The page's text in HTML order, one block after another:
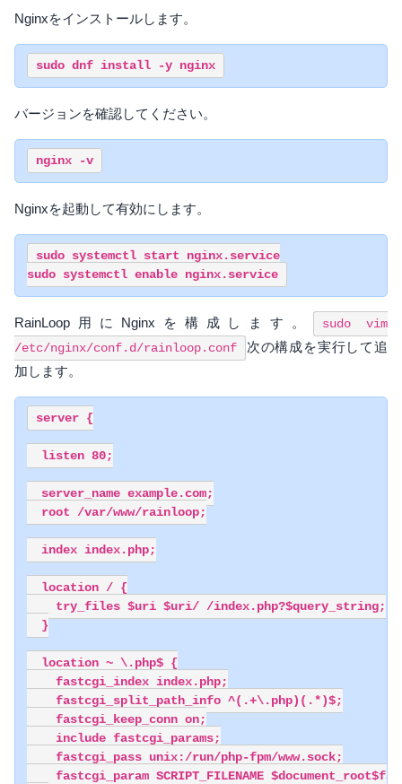
Nginxをインストールします。
バージョンを確認してください。
Nginxを起動して有効にします。
sudo systemctl start nginx.service
RainLoop用にNginxを構成します。
sudo vim
/etc/nginx/conf.d/rainloop.conf
次の構成を実行して追
加します。
server {
  listen 80;
  server_name example.com;
  root /var/www/rainloop;
  index index.php;
  location / {
    try_files $uri $uri/ /index.php?$query_string;
  }
  location ~ \.php$ {
    fastcgi_index index.php;
    fastcgi_split_path_info ^(.+\.php)(.*)$;
    fastcgi_keep_conn on;
    include fastcgi_params;
    fastcgi_pass unix:/run/php-fpm/www.sock;
fastcgi_param SCRIPT_FILENAME